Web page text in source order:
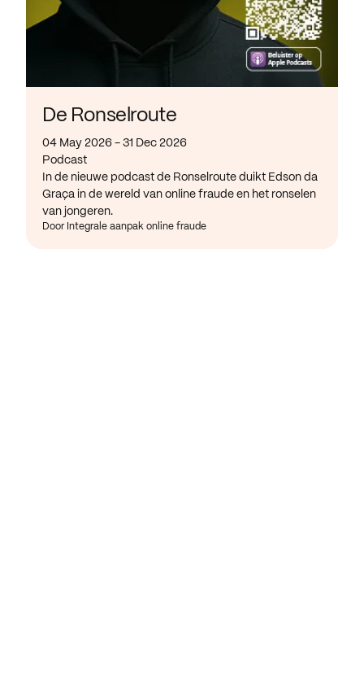
De Ronselroute
04 May 2026 - 31 Dec 2026
Podcast
In de nieuwe podcast de Ronselroute duikt Edson da
Graça in de wereld van online fraude en het ronselen
van jongeren.
Door Integrale aanpak online fraude